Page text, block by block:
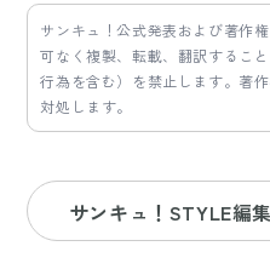
サンキュ！公式発表および著作
可なく複製、転載、翻訳するこ
行為を含む）を禁止します。著
対処します。
サンキュ！STYLE編